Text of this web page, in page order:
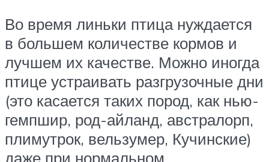
Во время линьки птица нуждается
в большем количестве кормов и
лучшем их качестве. Можно иногда
птице устраивать разгрузочные дни
(это касается таких пород, как нью-
гемпшир, род-айланд, австралорп,
плимутрок, вельзумер, Кучинские)
даже при нормальном